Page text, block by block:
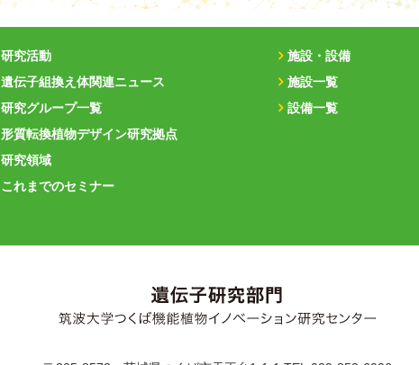
研究活動
遺伝子組換え体関連ニュース
研究グループ一覧
形質転換植物デザイン研究拠点
研究領域
これまでのセミナー
施設・設備
施設一覧
設備一覧